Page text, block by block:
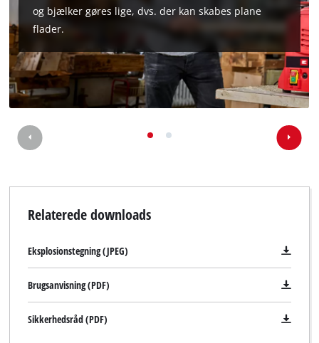
og bjælker gøres lige, dvs. der kan skabes plane
flader.
Relaterede downloads
Eksplosionstegning (JPEG)
Brugsanvisning (PDF)
Sikkerhedsråd (PDF)